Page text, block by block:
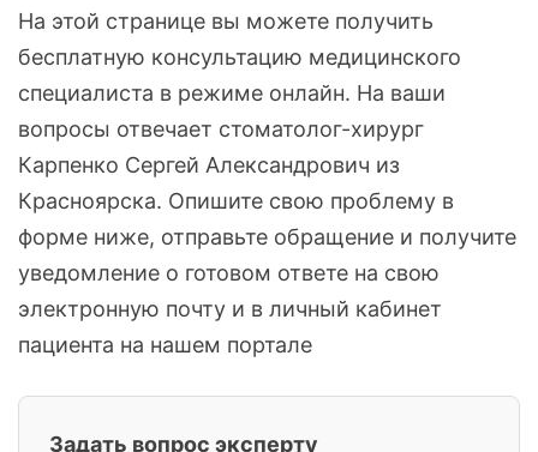
На этой странице вы можете получить
бесплатную консультацию медицинского
специалиста в режиме онлайн. На ваши
вопросы отвечает стоматолог-хирург
Карпенко Сергей Александрович из
Красноярска. Опишите свою проблему в
форме ниже, отправьте обращение и получите
уведомление о готовом ответе на свою
электронную почту и в личный кабинет
пациента на нашем портале
Задать вопрос эксперту